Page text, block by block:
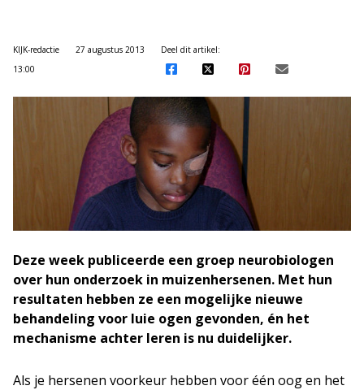
KIJK-redactie
27 augustus 2013
13:00
Deel dit artikel:
Deze week publiceerde een groep neurobiologen
over hun onderzoek in muizenhersenen. Met hun
resultaten hebben ze een mogelijke nieuwe
behandeling voor luie ogen gevonden, én het
mechanisme achter leren is nu duidelijker.
Als je hersenen voorkeur hebben voor één oog en het